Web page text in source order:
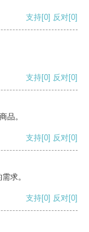
支持[0] 反对[0]
支持[0] 反对[0]
品。
支持[0] 反对[0]
求。
支持[0] 反对[0]